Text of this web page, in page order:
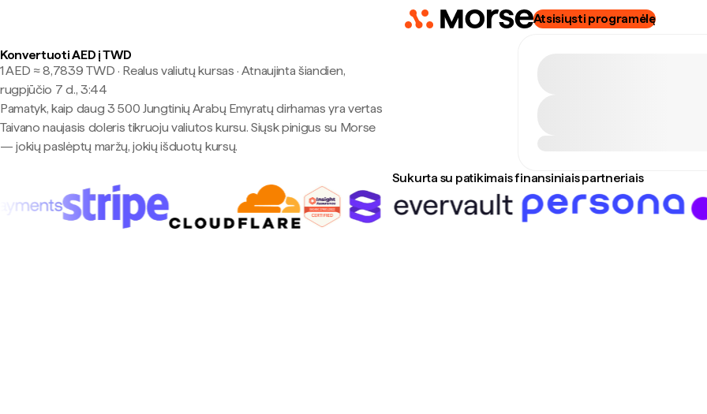
Atsisiųsti programėlę
Konvertuoti AED į TWD
1 AED ≈ 8,7839 TWD · Realus valiutų kursas · Atnaujinta šiandien,
rugpjūčio 7 d., 3:44
Pamatyk, kaip daug 3 500 Jungtinių Arabų Emyratų dirhamas yra vertas
Taivano naujasis doleris tikruoju valiutos kursu. Siųsk pinigus su Morse
— jokių paslėptų maržų, jokių išduotų kursų.
Sukurta su patikimais finansiniais partneriais